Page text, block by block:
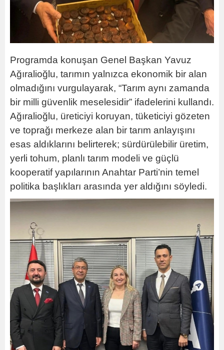
Programda konuşan Genel Başkan Yavuz
Ağıralioğlu, tarımın yalnızca ekonomik bir alan
olmadığını vurgulayarak, “Tarım aynı zamanda
bir milli güvenlik meselesidir” ifadelerini kullandı.
Ağıralioğlu, üreticiyi koruyan, tüketiciyi gözeten
ve toprağı merkeze alan bir tarım anlayışını
esas aldıklarını belirterek; sürdürülebilir üretim,
yerli tohum, planlı tarım modeli ve güçlü
kooperatif yapılarının Anahtar Parti’nin temel
politika başlıkları arasında yer aldığını söyledi.